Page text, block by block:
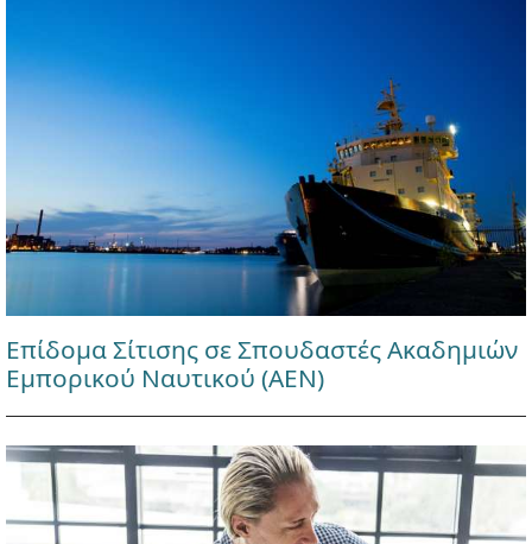
Επίδομα Σίτισης σε Σπουδαστές Ακαδημιών
Εμπορικού Ναυτικού (ΑΕΝ)